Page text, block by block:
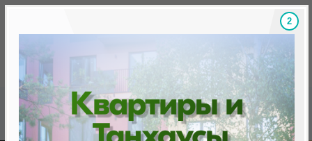
Скидки на новостройки, бонусы Готовые
1